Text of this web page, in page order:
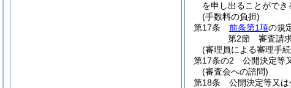
を申し出ることができ
(手数料の負担)
第17条
前条第1項の規
第2節
審査請
(審理員による審理手
第17条の2
公開決定等
(審査会への諮問)
第18条
公開決定等又